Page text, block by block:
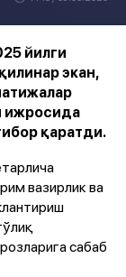
йилги
экан,
ижросида
қаратди.
вазирлик ва
сабаб